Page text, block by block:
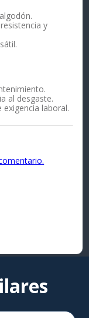
y
al desgaste.
laboral.